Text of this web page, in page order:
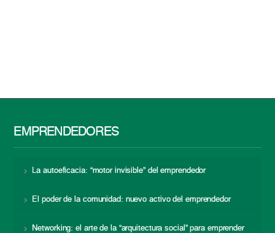
EMPRENDEDORES
La autoeficacia: “motor invisible” del emprendedor
El poder de la comunidad: nuevo activo del emprendedor
Networking: el arte de la “arquitectura social” para emprender